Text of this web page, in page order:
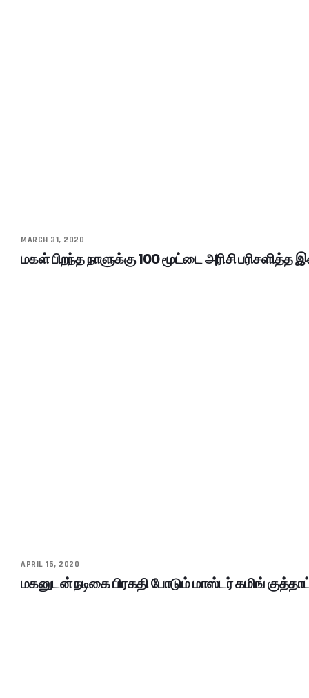
MARCH 31, 2020
மகள் பிறந்த நாளுக்கு 100 மூட்டை அரிசி
APRIL 15, 2020
மகனுடன் நடிகை பிரகதி போடும் மாஸ்டர் கமிங்